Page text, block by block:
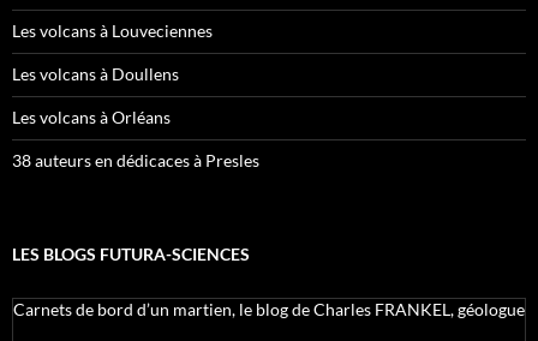
Les volcans à Louveciennes
Les volcans à Doullens
Les volcans à Orléans
38 auteurs en dédicaces à Presles
LES BLOGS FUTURA-SCIENCES
Carnets de bord d’un martien, le blog de Charles FRANKEL, géologue